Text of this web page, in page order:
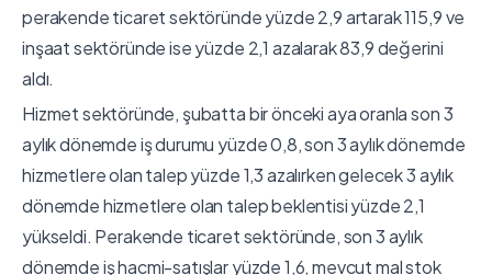
perakende ticaret sektöründe yüzde 2,9 artarak 115,9 ve
inşaat sektöründe ise yüzde 2,1 azalarak 83,9 değerini
aldı.
Hizmet sektöründe, şubatta bir önceki aya oranla son 3
aylık dönemde iş durumu yüzde 0,8, son 3 aylık dönemde
hizmetlere olan talep yüzde 1,3 azalırken gelecek 3 aylık
dönemde hizmetlere olan talep beklentisi yüzde 2,1
yükseldi. Perakende ticaret sektöründe, son 3 aylık
dönemde iş hacmi-satışlar yüzde 1,6, mevcut mal stok